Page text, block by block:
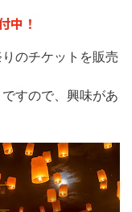
中！
のチケットを販売
すので、興味があ